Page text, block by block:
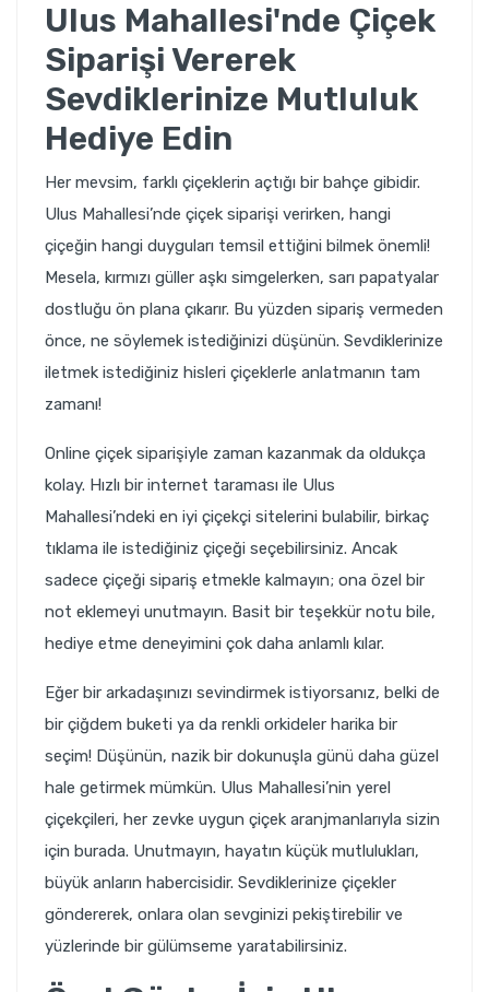
Ulus Mahallesi'nde Çiçek
Siparişi Vererek
Sevdiklerinize Mutluluk
Hediye Edin
Her mevsim, farklı çiçeklerin açtığı bir bahçe gibidir.
Ulus Mahallesi’nde çiçek siparişi verirken, hangi
çiçeğin hangi duyguları temsil ettiğini bilmek önemli!
Mesela, kırmızı güller aşkı simgelerken, sarı papatyalar
dostluğu ön plana çıkarır. Bu yüzden sipariş vermeden
önce, ne söylemek istediğinizi düşünün. Sevdiklerinize
iletmek istediğiniz hisleri çiçeklerle anlatmanın tam
zamanı!
Online çiçek siparişiyle zaman kazanmak da oldukça
kolay. Hızlı bir internet taraması ile Ulus
Mahallesi’ndeki en iyi çiçekçi sitelerini bulabilir, birkaç
tıklama ile istediğiniz çiçeği seçebilirsiniz. Ancak
sadece çiçeği sipariş etmekle kalmayın; ona özel bir
not eklemeyi unutmayın. Basit bir teşekkür notu bile,
hediye etme deneyimini çok daha anlamlı kılar.
Eğer bir arkadaşınızı sevindirmek istiyorsanız, belki de
bir çiğdem buketi ya da renkli orkideler harika bir
seçim! Düşünün, nazik bir dokunuşla günü daha güzel
hale getirmek mümkün. Ulus Mahallesi’nin yerel
çiçekçileri, her zevke uygun çiçek aranjmanlarıyla sizin
için burada. Unutmayın, hayatın küçük mutlulukları,
büyük anların habercisidir. Sevdiklerinize çiçekler
göndererek, onlara olan sevginizi pekiştirebilir ve
yüzlerinde bir gülümseme yaratabilirsiniz.